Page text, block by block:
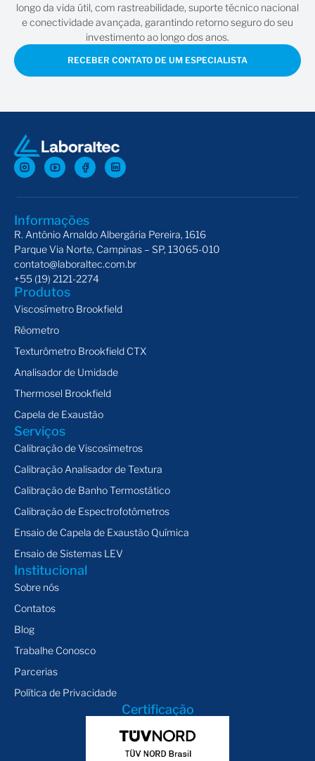
longo da vida útil, com rastreabilidade, suporte técnico nacional
e conectividade avançada, garantindo retorno seguro do seu
investimento ao longo dos anos.
RECEBER CONTATO DE UM ESPECIALISTA
Informações
R. Antônio Arnaldo Albergária Pereira, 1616
Parque Via Norte, Campinas – SP, 13065-010
contato@laboraltec.com.br
+55 (19) 2121-2274
Produtos
Viscosímetro Brookfield
Rêometro
Texturômetro Brookfield CTX
Analisador de Umidade
Thermosel Brookfield
Capela de Exaustão
Serviços
Calibração de Viscosímetros
Calibração Analisador de Textura
Calibração de Banho Termostático
Calibração de Espectrofotômetros
Ensaio de Capela de Exaustão Química
Ensaio de Sistemas LEV
Institucional
Sobre nós
Contatos
Blog
Trabalhe Conosco
Parcerias
Política de Privacidade
Certificação